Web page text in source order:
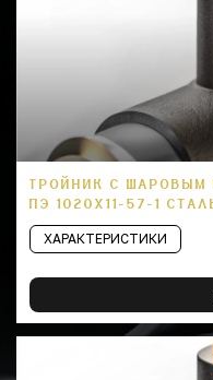
ТРОЙНИК С ШАРОВЫМ
ПЭ 1020Х11-57-1
ХАРАКТЕРИСТИКИ